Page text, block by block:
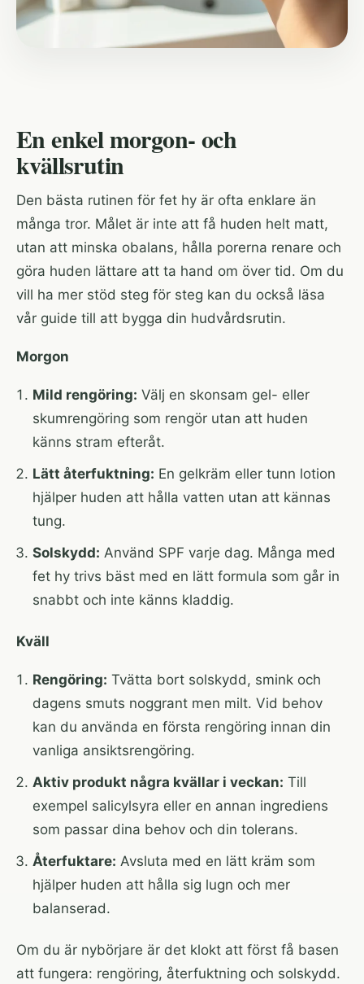
En enkel morgon- och
kvällsrutin
Den bästa rutinen för fet hy är ofta enklare än
många tror. Målet är inte att få huden helt matt,
utan att minska obalans, hålla porerna renare och
göra huden lättare att ta hand om över tid. Om du
vill ha mer stöd steg för steg kan du också läsa
vår guide till att bygga din hudvårdsrutin.
Morgon
Mild rengöring: Välj en skonsam gel- eller
skumrengöring som rengör utan att huden
känns stram efteråt.
Lätt återfuktning: En gelkräm eller tunn lotion
hjälper huden att hålla vatten utan att kännas
tung.
Solskydd: Använd SPF varje dag. Många med
fet hy trivs bäst med en lätt formula som går in
snabbt och inte känns kladdig.
Kväll
Rengöring: Tvätta bort solskydd, smink och
dagens smuts noggrant men milt. Vid behov
kan du använda en första rengöring innan din
vanliga ansiktsrengöring.
Aktiv produkt några kvällar i veckan: Till
exempel salicylsyra eller en annan ingrediens
som passar dina behov och din tolerans.
Återfuktare: Avsluta med en lätt kräm som
hjälper huden att hålla sig lugn och mer
balanserad.
Om du är nybörjare är det klokt att först få basen
att fungera: rengöring, återfuktning och solskydd.